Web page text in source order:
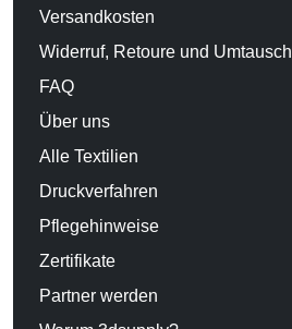
Versandkosten
Widerruf, Retoure und Umtausch
FAQ
Über uns
Alle Textilien
Druckverfahren
Pflegehinweise
Zertifikate
Partner werden